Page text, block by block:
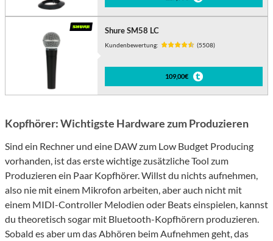
Shure SM58 LC
Kundenbewertung: (5508)
109,00€
Kopfhörer: Wichtigste Hardware zum Produzieren
Sind ein Rechner und eine DAW zum Low Budget Producing
vorhanden, ist das erste wichtige zusätzliche Tool zum
Produzieren ein Paar Kopfhörer. Willst du nichts aufnehmen,
also nie mit einem Mikrofon arbeiten, aber auch nicht mit
einem MIDI-Controller Melodien oder Beats einspielen, kannst
du theoretisch sogar mit Bluetooth-Kopfhörern produzieren.
Sobald es aber um das Abhören beim Aufnehmen geht, das